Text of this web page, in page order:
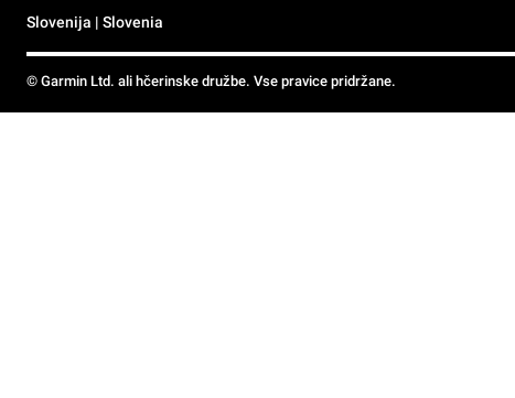
Slovenija | Slovenia
© Garmin Ltd. ali hčerinske družbe. Vse pravice pridržane.